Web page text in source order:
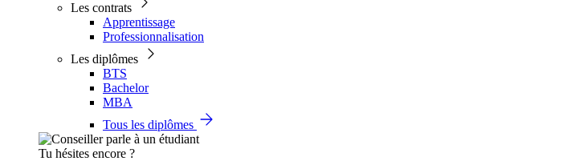
Les contrats
Apprentissage
Professionnalisation
Les diplômes
BTS
Bachelor
MBA
Tous les diplômes
Tu hésites encore ?